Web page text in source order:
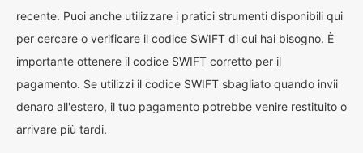
recente. Puoi anche utilizzare i pratici strumenti disponibili qui
per cercare o verificare il codice SWIFT di cui hai bisogno. È
importante ottenere il codice SWIFT corretto per il
pagamento. Se utilizzi il codice SWIFT sbagliato quando invii
denaro all'estero, il tuo pagamento potrebbe venire restituito o
arrivare più tardi.